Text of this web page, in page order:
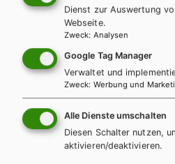
Türkei: Die Zaubernadel
(18:31)
Track 6/Aufgabe 5.17:
(1:41)
Track 7/Aufgabe 5.17:
Dienst zur Auswertung
Webseite.
Zweck: Analysen
Google Tag Manager
Verwaltet und
Zweck: Werbung und
Alle Dienste umschalten
Diesen Schalter nutzen,
aktivieren/deaktivieren.